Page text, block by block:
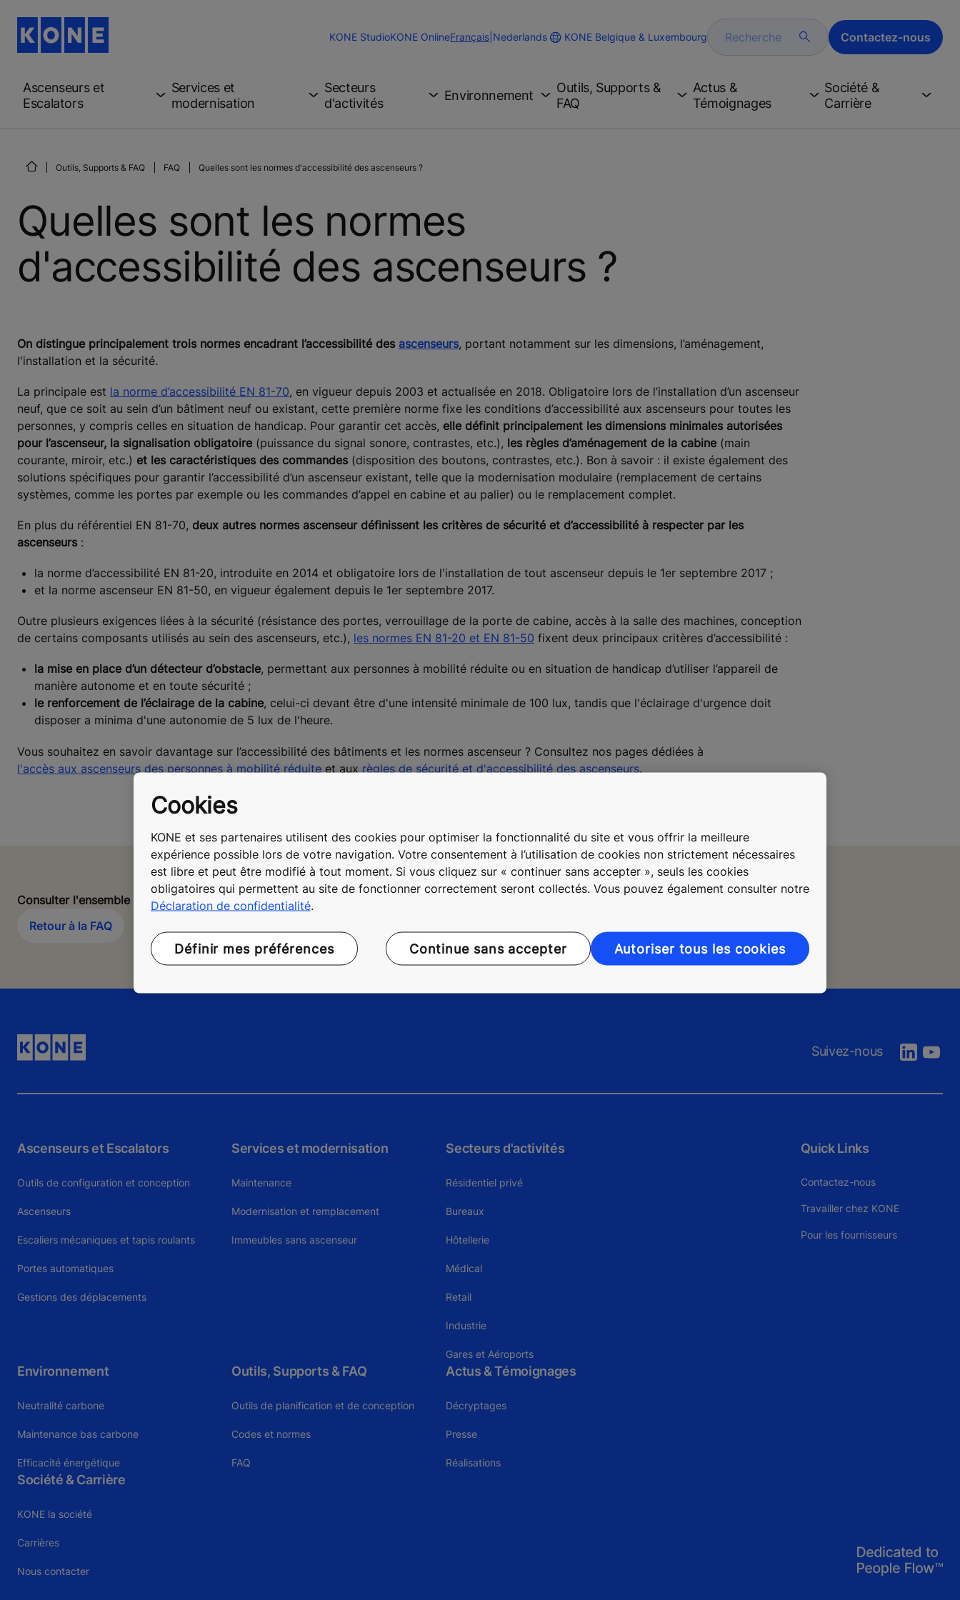
KONE StudioKONE OnlineChange
Français Nederlands KONE Belgique & Luxembourg Recherche Contactez-nous
Ascenseurs et
Escalators
Services et
modernisation
Secteurs
d'activités
Environnement
Outils, Supports &
FAQ
Actus &
Témoignages
Société &
Carrière
Outils, Supports & FAQ FAQ Quelles sont les normes d'accessibilité des ascenseurs ?
Quelles sont les normes
d'accessibilité des ascenseurs ?
On distingue principalement trois normes encadrant l’accessibilité des ascenseurs, portant notamment sur les dimensions, l’aménagement,
l'installation et la sécurité.
La principale est la norme d’accessibilité EN 81-70, en vigueur depuis 2003 et actualisée en 2018. Obligatoire lors de l’installation d’un ascenseur
neuf, que ce soit au sein d’un bâtiment neuf ou existant, cette première norme fixe les conditions d’accessibilité aux ascenseurs pour toutes les
personnes, y compris celles en situation de handicap. Pour garantir cet accès, elle définit principalement les dimensions minimales autorisées
pour l’ascenseur, la signalisation obligatoire (puissance du signal sonore, contrastes, etc.), les règles d’aménagement de la cabine (main
courante, miroir, etc.) et les caractéristiques des commandes (disposition des boutons, contrastes, etc.). Bon à savoir : il existe également des
solutions spécifiques pour garantir l’accessibilité d’un ascenseur existant, telle que la modernisation modulaire (remplacement de certains
systèmes, comme les portes par exemple ou les commandes d’appel en cabine et au palier) ou le remplacement complet.
En plus du référentiel EN 81-70, deux autres normes ascenseur définissent les critères de sécurité et d’accessibilité à respecter par les
ascenseurs :
la norme d’accessibilité EN 81-20, introduite en 2014 et obligatoire lors de l'installation de tout ascenseur depuis le 1er septembre 2017 ;
et la norme ascenseur EN 81-50, en vigueur également depuis le 1er septembre 2017.
Outre plusieurs exigences liées à la sécurité (résistance des portes, verrouillage de la porte de cabine, accès à la salle des machines, conception
de certains composants utilisés au sein des ascenseurs, etc.), les normes EN 81-20 et EN 81-50 fixent deux principaux critères d’accessibilité :
la mise en place d’un détecteur d’obstacle, permettant aux personnes à mobilité réduite ou en situation de handicap d’utiliser l’appareil de
manière autonome et en toute sécurité ;
le renforcement de l’éclairage de la cabine, celui-ci devant être d'une intensité minimale de 100 lux, tandis que l'éclairage d'urgence doit
disposer a minima d'une autonomie de 5 lux de l'heure.
Vous souhaitez en savoir davantage sur l’accessibilité des bâtiments et les normes ascenseur ? Consultez nos pages dédiées à
l'accès aux ascenseurs des personnes à mobilité réduite et aux règles de sécurité et d'accessibilité des ascenseurs.
Consulter l'ensemble des questions
Retour à la FAQ
Suivez-nous
Ascenseurs et Escalators
Outils de configuration et conception
Ascenseurs
Escaliers mécaniques et tapis roulants
Portes automatiques
Gestions des déplacements
Services et modernisation
Maintenance
Modernisation et remplacement
Immeubles sans ascenseur
Secteurs d'activités
Résidentiel privé
Bureaux
Hôtellerie
Médical
Retail
Industrie
Gares et Aéroports
Environnement
Neutralité carbone
Maintenance bas carbone
Efficacité énergétique
Outils, Supports & FAQ
Outils de planification et de conception
Codes et normes
FAQ
Actus & Témoignages
Décryptages
Presse
Réalisations
Société & Carrière
KONE la société
Carrières
Nous contacter
Quick Links
Contactez-nous
Travailler chez KONE
Pour les fournisseurs
Cookies
KONE et ses partenaires utilisent des cookies pour optimiser la fonctionnalité du site et vous offrir la meilleure
expérience possible lors de votre navigation. Votre consentement à l’utilisation de cookies non strictement nécessaires
est libre et peut être modifié à tout moment. Si vous cliquez sur « continuer sans accepter », seuls les cookies
obligatoires qui permettent au site de fonctionner correctement seront collectés. Vous pouvez également consulter notre
Déclaration de confidentialité.
Définir mes préférences Continue sans accepter Autoriser tous les cookies